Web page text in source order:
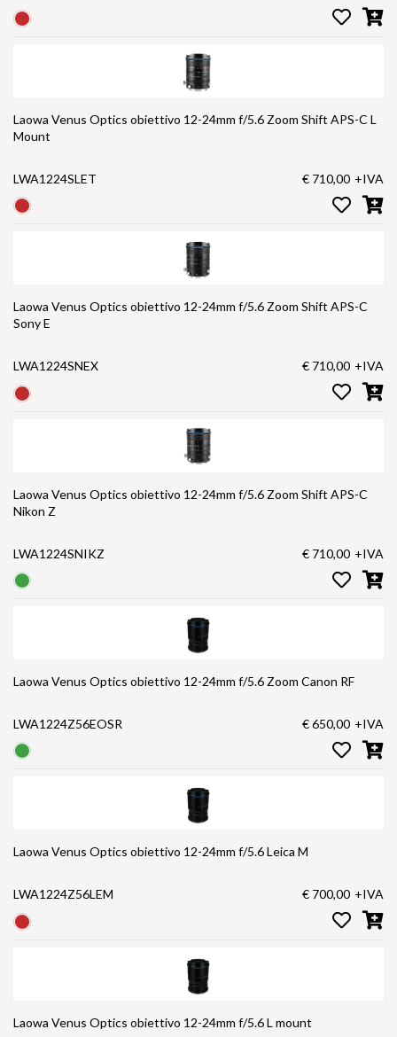
Laowa Venus Optics obiettivo 12-24mm f/5.6 Zoom Shift APS-C L
Mount
LWA1224SLET € 710,00 +IVA
Laowa Venus Optics obiettivo 12-24mm f/5.6 Zoom Shift APS-C
Sony E
LWA1224SNEX € 710,00 +IVA
Laowa Venus Optics obiettivo 12-24mm f/5.6 Zoom Shift APS-C
Nikon Z
LWA1224SNIKZ € 710,00 +IVA
Laowa Venus Optics obiettivo 12-24mm f/5.6 Zoom Canon RF
LWA1224Z56EOSR € 650,00 +IVA
Laowa Venus Optics obiettivo 12-24mm f/5.6 Leica M
LWA1224Z56LEM € 700,00 +IVA
Laowa Venus Optics obiettivo 12-24mm f/5.6 L mount